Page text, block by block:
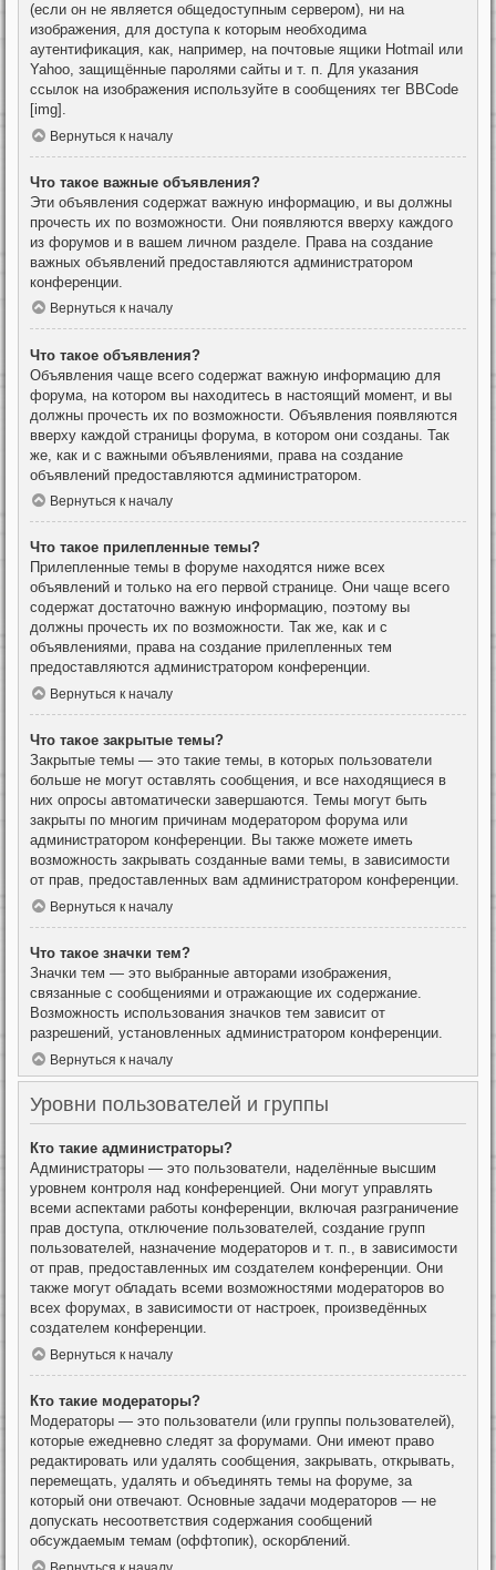
(если он не является общедоступным сервером), ни на
изображения, для доступа к которым необходима
аутентификация, как, например, на почтовые ящики Hotmail или
Yahoo, защищённые паролями сайты и т. п. Для указания
ссылок на изображения используйте в сообщениях тег BBCode
[img].
Вернуться к началу
Что такое важные объявления?
Эти объявления содержат важную информацию, и вы должны
прочесть их по возможности. Они появляются вверху каждого
из форумов и в вашем личном разделе. Права на создание
важных объявлений предоставляются администратором
конференции.
Вернуться к началу
Что такое объявления?
Объявления чаще всего содержат важную информацию для
форума, на котором вы находитесь в настоящий момент, и вы
должны прочесть их по возможности. Объявления появляются
вверху каждой страницы форума, в котором они созданы. Так
же, как и с важными объявлениями, права на создание
объявлений предоставляются администратором.
Вернуться к началу
Что такое прилепленные темы?
Прилепленные темы в форуме находятся ниже всех
объявлений и только на его первой странице. Они чаще всего
содержат достаточно важную информацию, поэтому вы
должны прочесть их по возможности. Так же, как и с
объявлениями, права на создание прилепленных тем
предоставляются администратором конференции.
Вернуться к началу
Что такое закрытые темы?
Закрытые темы — это такие темы, в которых пользователи
больше не могут оставлять сообщения, и все находящиеся в
них опросы автоматически завершаются. Темы могут быть
закрыты по многим причинам модератором форума или
администратором конференции. Вы также можете иметь
возможность закрывать созданные вами темы, в зависимости
от прав, предоставленных вам администратором конференции.
Вернуться к началу
Что такое значки тем?
Значки тем — это выбранные авторами изображения,
связанные с сообщениями и отражающие их содержание.
Возможность использования значков тем зависит от
разрешений, установленных администратором конференции.
Вернуться к началу
Уровни пользователей и группы
Кто такие администраторы?
Администраторы — это пользователи, наделённые высшим
уровнем контроля над конференцией. Они могут управлять
всеми аспектами работы конференции, включая разграничение
прав доступа, отключение пользователей, создание групп
пользователей, назначение модераторов и т. п., в зависимости
от прав, предоставленных им создателем конференции. Они
также могут обладать всеми возможностями модераторов во
всех форумах, в зависимости от настроек, произведённых
создателем конференции.
Вернуться к началу
Кто такие модераторы?
Модераторы — это пользователи (или группы пользователей),
которые ежедневно следят за форумами. Они имеют право
редактировать или удалять сообщения, закрывать, открывать,
перемещать, удалять и объединять темы на форуме, за
который они отвечают. Основные задачи модераторов — не
допускать несоответствия содержания сообщений
обсуждаемым темам (оффтопик), оскорблений.